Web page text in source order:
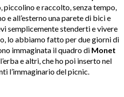
piccolino e raccolto, senza tempo,
e all’esterno una parete di bici e
semplicemente stenderti e vivere
lo abbiamo fatto per due giorni di
immaginata il quadro di Monet
e altri, che ho poi inserto nel
l’immaginario del picnic.